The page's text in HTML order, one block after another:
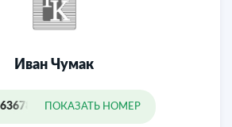
Иван Чумак
ПОКАЗАТЬ НОМЕР